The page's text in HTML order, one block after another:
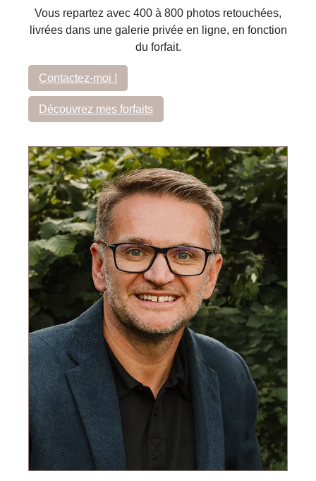
Vous repartez avec 400 à 800 photos retouchées,
livrées dans une galerie privée en ligne, en fonction
du forfait.
Contactez-moi !
Découvrez mes forfaits